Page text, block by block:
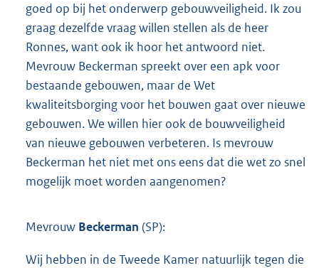
goed op bij het onderwerp gebouwveiligheid. Ik zou
graag dezelfde vraag willen stellen als de heer
Ronnes, want ook ik hoor het antwoord niet.
Mevrouw Beckerman spreekt over een apk voor
bestaande gebouwen, maar de Wet
kwaliteitsborging voor het bouwen gaat over nieuwe
gebouwen. We willen hier ook de bouwveiligheid
van nieuwe gebouwen verbeteren. Is mevrouw
Beckerman het niet met ons eens dat die wet zo snel
mogelijk moet worden aangenomen?
Mevrouw Beckerman (SP):
Wij hebben in de Tweede Kamer natuurlijk tegen die